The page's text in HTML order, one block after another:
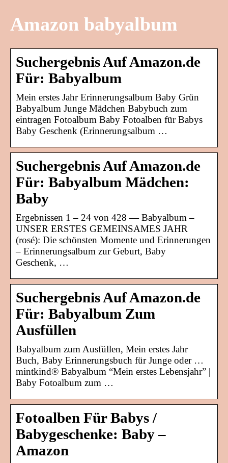
Amazon babyalbum
Suchergebnis Auf Amazon.de
Für: Babyalbum
Mein erstes Jahr Erinnerungsalbum Baby Grün
Babyalbum Junge Mädchen Babybuch zum
eintragen Fotoalbum Baby Fotoalben für Babys
Baby Geschenk (Erinnerungsalbum …
Suchergebnis Auf Amazon.de
Für: Babyalbum Mädchen:
Baby
Ergebnissen 1 – 24 von 428 — Babyalbum –
UNSER ERSTES GEMEINSAMES JAHR
(rosé): Die schönsten Momente und Erinnerungen
– Erinnerungsalbum zur Geburt, Baby
Geschenk, …
Suchergebnis Auf Amazon.de
Für: Babyalbum Zum
Ausfüllen
Babyalbum zum Ausfüllen, Mein erstes Jahr
Buch, Baby Erinnerungsbuch für Junge oder …
mintkind® Babyalbum “Mein erstes Lebensjahr” |
Baby Fotoalbum zum …
Fotoalben Für Babys /
Babygeschenke: Baby –
Amazon